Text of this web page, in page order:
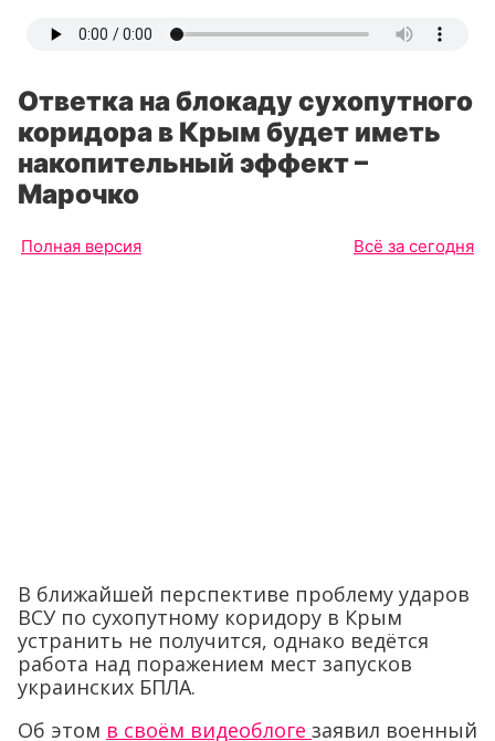
Ответка на блокаду сухопутного
коридора в Крым будет иметь
накопительный эффект –
Марочко
Полная версия Всё за сегодня
В ближайшей перспективе проблему ударов
ВСУ по сухопутному коридору в Крым
устранить не получится, однако ведётся
работа над поражением мест запусков
украинских БПЛА.
Об этом в своём видеоблоге заявил военный